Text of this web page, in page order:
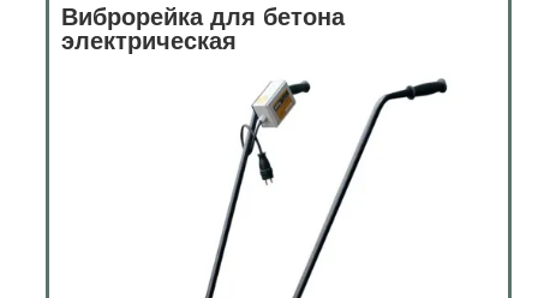
Виброрейка для бетона
электрическая